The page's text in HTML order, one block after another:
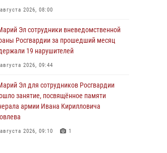
2026, 08:00
Эл сотрудники вневедомственной
Росгвардии за прошедший месяц
19 нарушителей
2026, 09:44
Эл для сотрудников Росгвардии
занятие, посвящённое памяти
армии Ивана Кирилловича
2026, 09:10 1